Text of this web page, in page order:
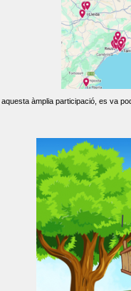
àmplia participació, es va